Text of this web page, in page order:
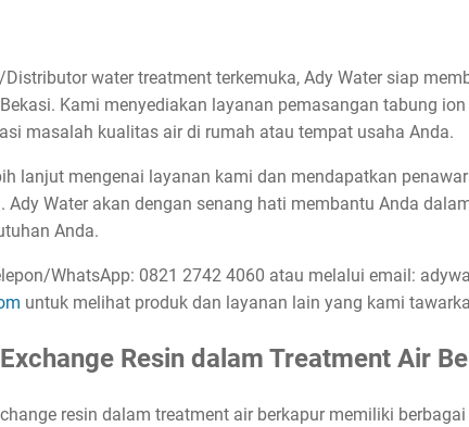
water treatment terkemuka, Ady Water siap
Kami menyediakan layanan pemasangan tabung
masalah kualitas air di rumah atau tempat usaha Anda.
lanjut mengenai layanan kami dan mendapatkan
Ady Water akan dengan senang hati membantu Anda
Anda.
WhatsApp: 0821 2742 4060 atau melalui email:
untuk melihat produk dan layanan lain yang kami
Resin dalam Treatment Air
resin dalam treatment air berkapur memiliki